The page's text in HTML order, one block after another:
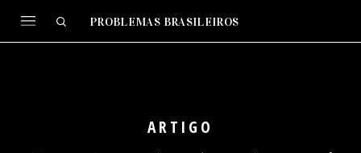
PROBLEMAS BRASILEIROS
ARTIGO